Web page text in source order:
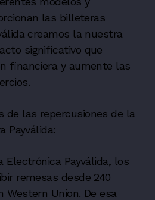
las billeteras
creamos la nuestra
significativo que
financiera y aumente las
de las repercusiones de la
Payválida:
Electrónica Payválida, los
remesas desde 240
Western Union. De esa